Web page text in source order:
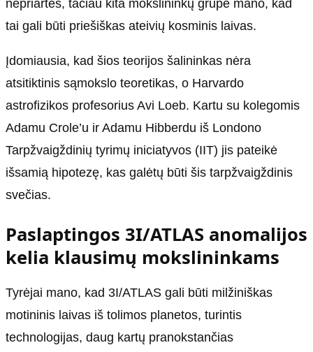
nepriartės, tačiau kita mokslininkų grupė mano, kad
tai gali būti priešiškas ateivių kosminis laivas.
Įdomiausia, kad šios teorijos šalininkas nėra
atsitiktinis sąmokslo teoretikas, o Harvardo
astrofizikos profesorius Avi Loeb. Kartu su kolegomis
Adamu Crole’u ir Adamu Hibberdu iš Londono
Tarpžvaigždinių tyrimų iniciatyvos (IIT) jis pateikė
išsamią hipotezę, kas galėtų būti šis tarpžvaigždinis
svečias.
Paslaptingos 3I/ATLAS anomalijos
kelia klausimų mokslininkams
Tyrėjai mano, kad 3I/ATLAS gali būti milžiniškas
motininis laivas iš tolimos planetos, turintis
technologijas, daug kartų pranokstančias